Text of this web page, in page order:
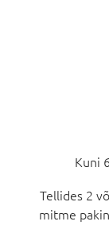
Kuni
Tellides 2
mitme